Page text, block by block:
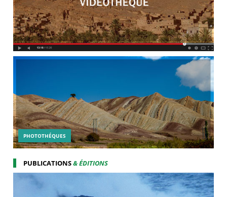
PHOTOTHÉQUES
PUBLICATIONS& ÉDITIONS